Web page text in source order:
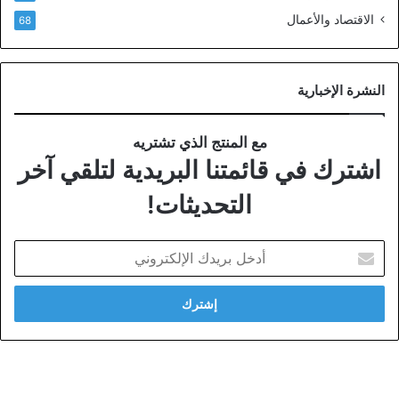
الاقتصاد والأعمال 68
النشرة الإخبارية
مع المنتج الذي تشتريه
اشترك في قائمتنا البريدية لتلقي آخر
التحديثات!
بريدك
الإلكتروني